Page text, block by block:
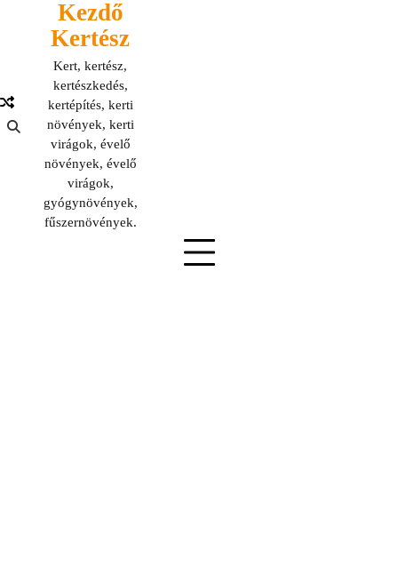
Kezdő
Kertész
Kert, kertész,
kertészkedés,
kertépítés, kerti
növények, kerti
virágok, évelő
növények, évelő
virágok,
gyógynövények,
fűszernövények.